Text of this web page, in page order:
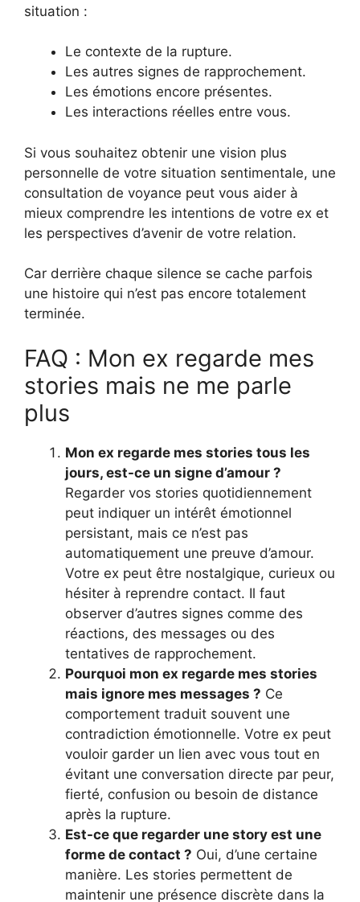
situation :
Le contexte de la rupture.
Les autres signes de rapprochement.
Les émotions encore présentes.
Les interactions réelles entre vous.
Si vous souhaitez obtenir une vision plus
personnelle de votre situation sentimentale, une
consultation de voyance peut vous aider à
mieux comprendre les intentions de votre ex et
les perspectives d’avenir de votre relation.
Car derrière chaque silence se cache parfois
une histoire qui n’est pas encore totalement
terminée.
FAQ : Mon ex regarde mes
stories mais ne me parle
plus
Mon ex regarde mes stories tous les
jours, est-ce un signe d’amour ?
Regarder vos stories quotidiennement
peut indiquer un intérêt émotionnel
persistant, mais ce n’est pas
automatiquement une preuve d’amour.
Votre ex peut être nostalgique, curieux ou
hésiter à reprendre contact. Il faut
observer d’autres signes comme des
réactions, des messages ou des
tentatives de rapprochement.
Pourquoi mon ex regarde mes stories
mais ignore mes messages ? Ce
comportement traduit souvent une
contradiction émotionnelle. Votre ex peut
vouloir garder un lien avec vous tout en
évitant une conversation directe par peur,
fierté, confusion ou besoin de distance
après la rupture.
Est-ce que regarder une story est une
forme de contact ? Oui, d’une certaine
manière. Les stories permettent de
maintenir une présence discrète dans la